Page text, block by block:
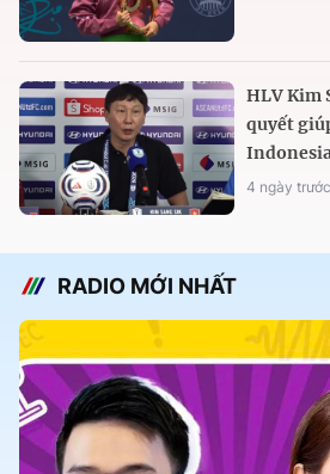
HLV Kim
quyết
4 ngày trước
RADIO MỚI NHẤT